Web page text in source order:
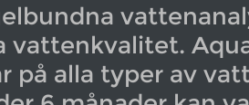
vattenkvalitet.
på alla typer av